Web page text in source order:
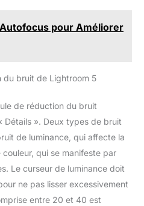
pour Améliorer
du bruit de Lightroom 5
de réduction du bruit
Détails ». Deux types de bruit
de luminance, qui affecte la
qui se manifeste par
Le curseur de luminance doit
ne pas lisser excessivement
entre 20 et 40 est